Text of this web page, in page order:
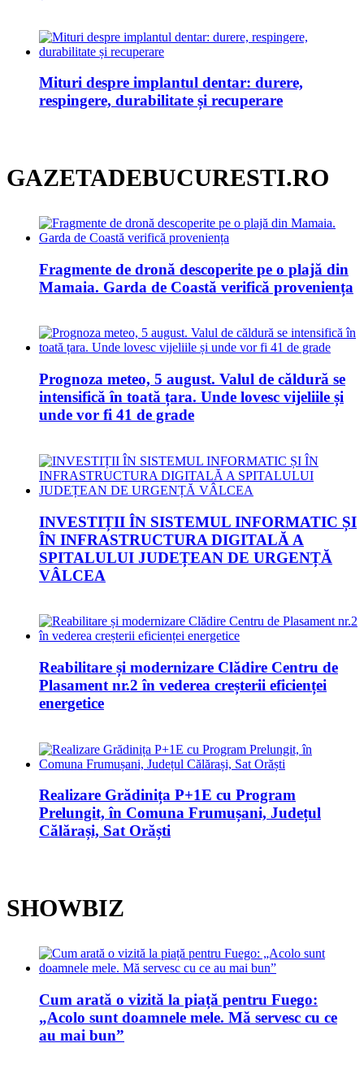
Mituri despre implantul dentar: durere,
respingere, durabilitate și recuperare
GAZETADEBUCURESTI.RO
Fragmente de dronă descoperite pe o plajă din
Mamaia. Garda de Coastă verifică proveniența
Prognoza meteo, 5 august. Valul de căldură se
intensifică în toată țara. Unde lovesc vijeliile și
unde vor fi 41 de grade
INVESTIȚII ÎN SISTEMUL INFORMATIC ȘI
ÎN INFRASTRUCTURA DIGITALĂ A
SPITALULUI JUDEȚEAN DE URGENȚĂ
VÂLCEA
Reabilitare și modernizare Clădire Centru de
Plasament nr.2 în vederea creșterii eficienței
energetice
Realizare Grădinița P+1E cu Program
Prelungit, în Comuna Frumușani, Județul
Călărași, Sat Orăști
SHOWBIZ
Cum arată o vizită la piață pentru Fuego:
„Acolo sunt doamnele mele. Mă servesc cu ce
au mai bun”